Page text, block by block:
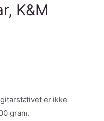
K&M
er ikke
gram.